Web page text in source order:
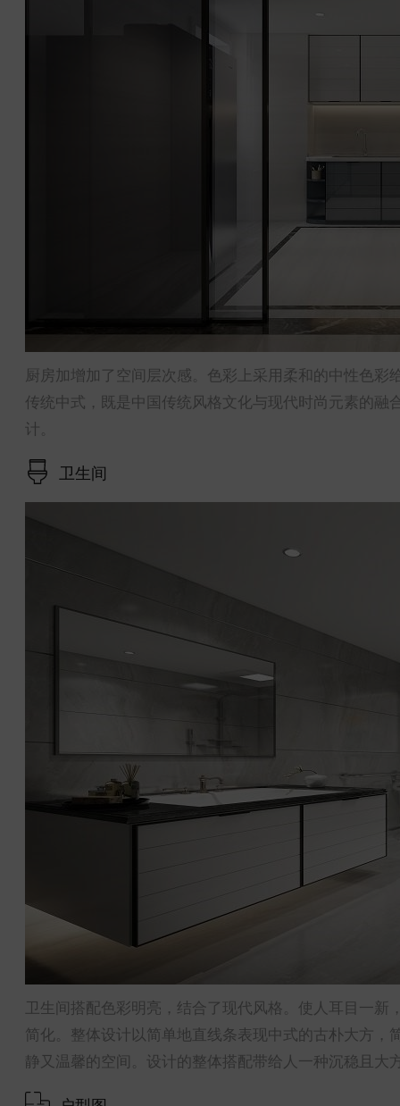
厨房加增加了空间层次感。色彩上采用柔和的中性色
传统中式，既是中国传统风格文化与现代时尚元素的
计。
卫生间
卫生间搭配色彩明亮，结合了现代风格。使人耳目一
简化。整体设计以简单地直线条表现中式的古朴大方
静又温馨的空间。设计的整体搭配带给人一种沉稳且